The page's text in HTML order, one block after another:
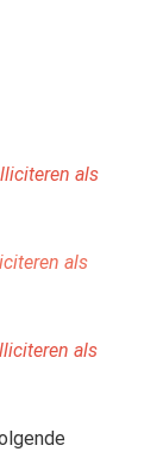
als
als
als